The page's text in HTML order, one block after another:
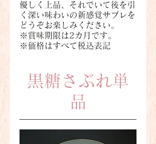
優しく上品、それでいて後を引
く深い味わいの新感覚サブレを
どうぞお楽しみください。
※賞味期限は2カ月です。
※価格はすべて税込表記
黒糖さぶれ単
品